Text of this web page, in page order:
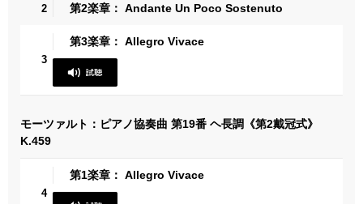
2 第2楽章： Andante Un Poco Sostenuto
3
第3楽章： Allegro Vivace
モーツァルト：ピアノ協奏曲 第19番 ヘ長調《第2戴冠式》
K.459
4
第1楽章： Allegro Vivace